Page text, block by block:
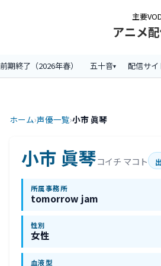
主要
アニメ
前期終了（2026年春） 五十音 配信サイ
ホーム›声優一覧›小市 眞琴
小市 眞琴コイチ マコト
所属事務所
tomorrow jam
性別
女性
血液型